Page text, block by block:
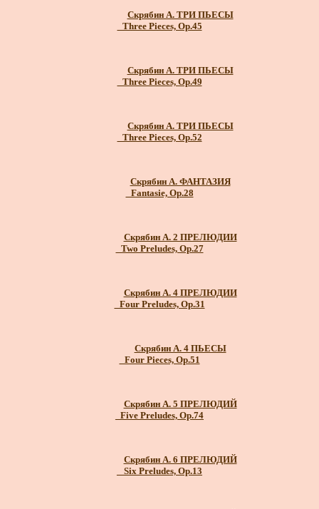
Скрябин А. ТРИ ПЬЕСЫ
_Three Pieces, Op.45
Скрябин А. ТРИ ПЬЕСЫ
_Three Pieces, Op.49
Скрябин А. ТРИ ПЬЕСЫ
_Three Pieces, Op.52
Скрябин А. ФАНТАЗИЯ
_Fantasie, Op.28
Скрябин А. 2 ПРЕЛЮДИИ
_Two Preludes, Op.27
Скрябин А. 4 ПРЕЛЮДИИ
_Four Preludes, Op.31
Скрябин А. 4 ПЬЕСЫ
_Four Pieces, Op.51
Скрябин А. 5 ПРЕЛЮДИЙ
_Five Preludes, Op.74
Скрябин А. 6 ПРЕЛЮДИЙ
_ Six Preludes, Op.13